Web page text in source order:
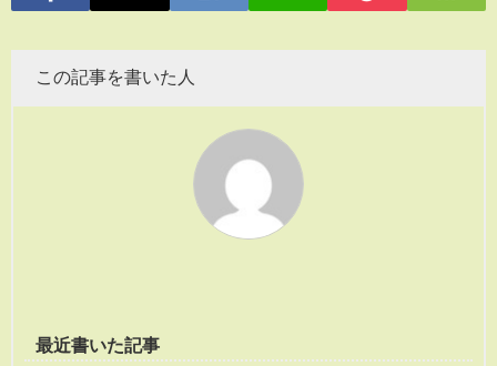
この記事を書いた人
最近書いた記事